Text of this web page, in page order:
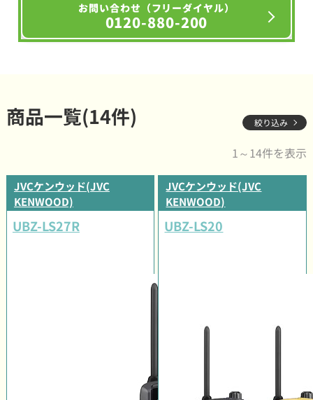
お問い合わせ（フリーダイヤル）
0120-880-200
商品一覧(14件) 絞り込み
1～14件を表示
JVCケンウッド(JVC
KENWOOD)
UBZ-LS27R
JVCケンウッド(JVC
KENWOOD)
UBZ-LS20